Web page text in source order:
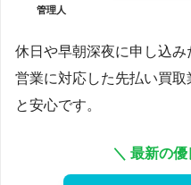
管理人
休日や早朝深夜に申し込
営業に対応した先払い買取
と安心です。
＼ 最新の